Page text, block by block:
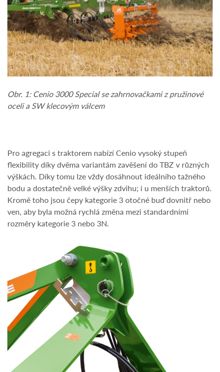
Obr. 1: Cenio 3000 Special se zahrnovačkami z pružinové
oceli a SW klecovým válcem
Pro agregaci s traktorem nabízí Cenio vysoký stupeň
flexibility díky dvěma variantám zavěšení do TBZ v různých
výškách. Díky tomu lze vždy dosáhnout ideálního tažného
bodu a dostatečně velké výšky zdvihu; i u menších traktorů.
Kromě toho jsou čepy kategorie 3 otočné buď dovnitř nebo
ven, aby byla možná rychlá změna mezi standardními
rozměry kategorie 3 nebo 3N.